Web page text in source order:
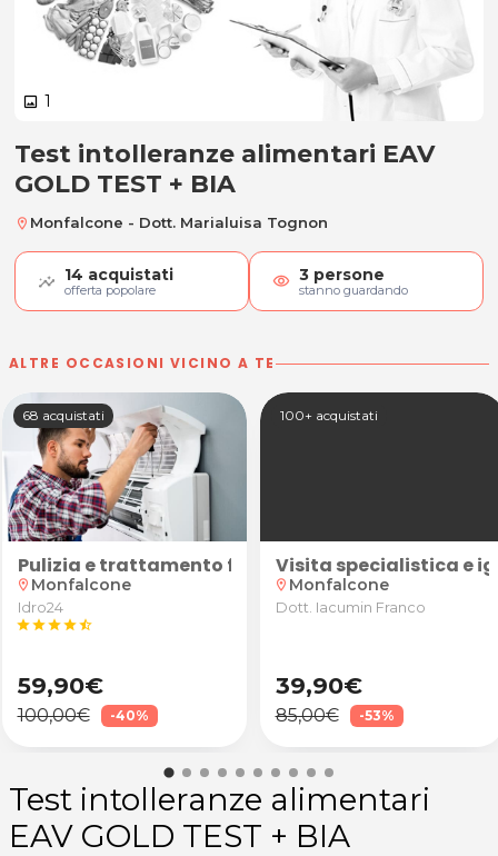
image 1
Test intolleranze alimentari EAV
Test intolleranze alimentari EAV
GOLD TEST + BIA
location_on Monfalcone - Dott. Marialuisa Tognon
14 acquistati
offerta popolare visibility 3 persone
stanno guardando
ALTRE OCCASIONI VICINO A TE
a San Canzian d'Isonzo
spagnolo, latino o greco per ragazzi delle
Caldaia
68 acquistati
Pulizia e trattamento filtri climatizzatore con
location_on Monfalcone
Idro24
starstarstarstarstar_half
59,90€
100,00€ -40%
100+ acquistati
Visita specialistica e
location_on Monfalcone
Dott. Iacumin Franco
39,90€
85,00€ -53%
Test intolleranze alimentari
EAV GOLD TEST + BIA